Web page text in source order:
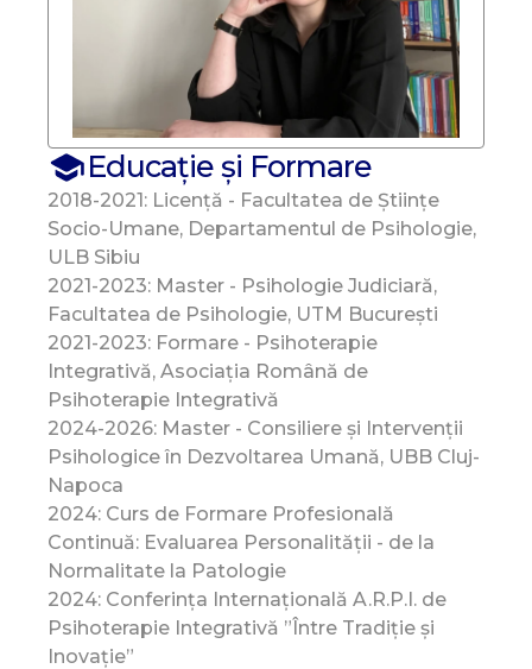
Educație și Formare
2018-2021: Licență - Facultatea de Științe
Socio-Umane, Departamentul de Psihologie,
ULB Sibiu
2021-2023: Master - Psihologie Judiciară,
Facultatea de Psihologie, UTM București
2021-2023: Formare - Psihoterapie
Integrativă, Asociația Română de
Psihoterapie Integrativă
2024-2026: Master - Consiliere și Intervenții
Psihologice în Dezvoltarea Umană, UBB Cluj-
Napoca
2024: Curs de Formare Profesională
Continuă: Evaluarea Personalității - de la
Normalitate la Patologie
2024: Conferința Internațională A.R.P.I. de
Psihoterapie Integrativă ”Între Tradiție și
Inovație”